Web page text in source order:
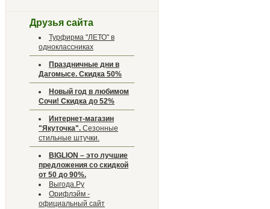
Друзья сайта
Турфирма "ЛЕТО" в
одноклассниках
Праздничные дни в
Дагомысе. Скидка 50%
Новый год в любимом
Сочи! Скидка до 52%
Интернет-магазин
"Якуточка". Сезонные
стильные штучки.
BIGLION – это лучшие
предложения со скидкой
от 50 до 90%.
Выгода.Ру
Орифлэйм -
официальный сайт